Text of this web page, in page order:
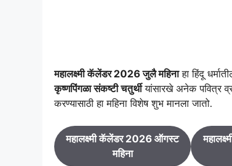
महालक्ष्मी कॅलेंडर 2026 जुलै महिनाहा हिंदू
कृष्णपिंगळा संकष्टी चतुर्थीयांसारखे अनेक पवित्र
करण्यासाठी हा महिना विशेष शुभ मानला जातो.
महालक्ष्मी कॅलेंडर 2026 ऑगस्ट
महिना